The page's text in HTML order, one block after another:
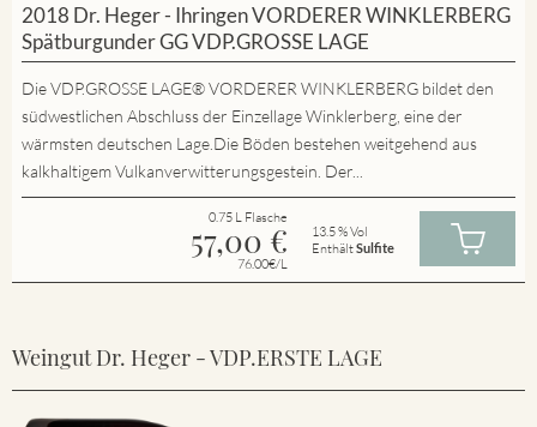
2018 Dr. Heger - Ihringen VORDERER WINKLERBERG
Spätburgunder GG VDP.GROSSE LAGE
Die VDP.GROSSE LAGE® VORDERER WINKLERBERG bildet den
südwestlichen Abschluss der Einzellage Winklerberg, eine der
wärmsten deutschen Lage.Die Böden bestehen weitgehend aus
kalkhaltigem Vulkanverwitterungsgestein. Der...
0.75 L Flasche
57,00 €
76.00€/L
13.5 % Vol
EnthältSulfite
Weingut Dr. Heger - VDP.ERSTE LAGE